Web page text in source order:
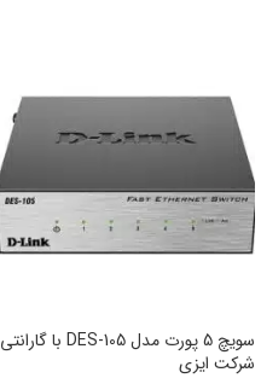
سویچ 5 پورت مدل DES-105 با گارانتی
شرکت ایزی